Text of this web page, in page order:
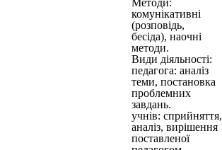
Методи:
комунікативні
(розповідь,
бесіда), наочні
методи.
Види діяльності:
педагога: аналіз
теми, постановка
проблемних
завдань.
учнів: сприйняття,
аналіз, вирішення
поставленої